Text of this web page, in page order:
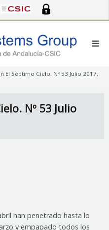
El Séptimo Cielo. Nº 53 Julio 2017,
Nº 53 Julio
han penetrado hasta lo
y empapado todos los